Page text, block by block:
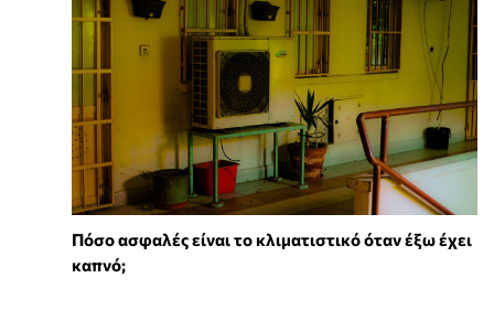
Πόσο ασφαλές είναι το κλιματιστικό όταν έξω έχει
καπνό;